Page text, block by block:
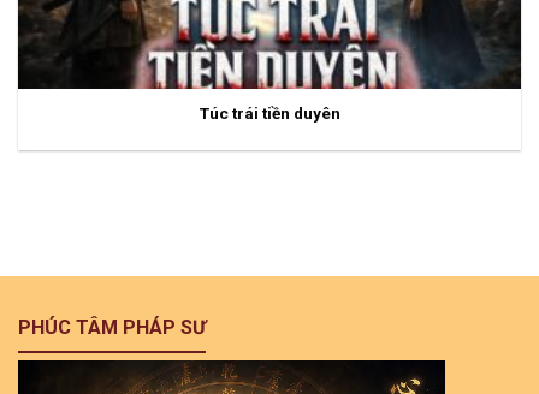
Túc trái tiền duyên
PHÚC TÂM PHÁP SƯ